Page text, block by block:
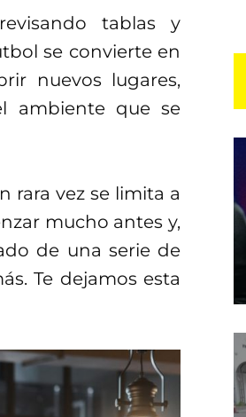
tablas y
se convierte en
nuevos lugares,
ambiente que se
rara vez se limita a
mucho antes y,
de una serie de
Te dejamos esta